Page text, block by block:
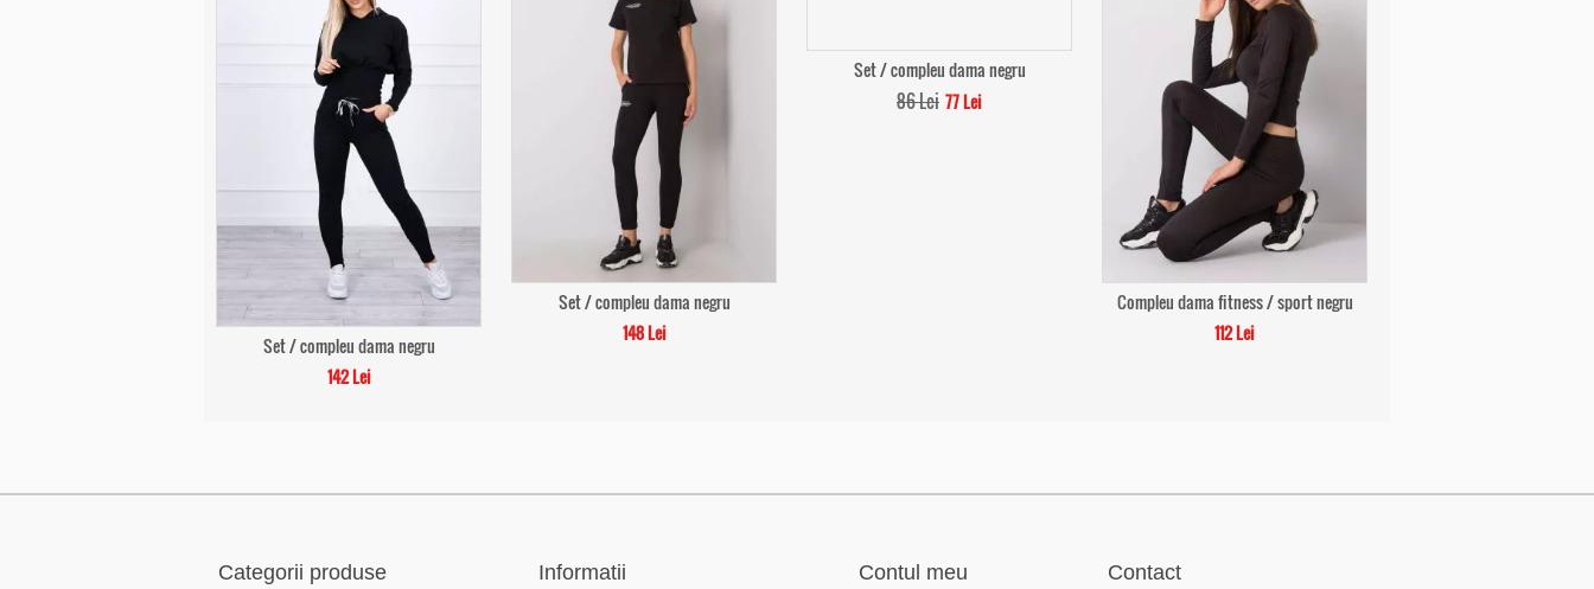
Set / compleu dama negru
142 Lei
Set / compleu dama negru
148 Lei
Set / compleu dama negru
86 Lei 77 Lei
Compleu dama fitness / sport negru
112 Lei
Categorii produse Informatii Contul meu Contact